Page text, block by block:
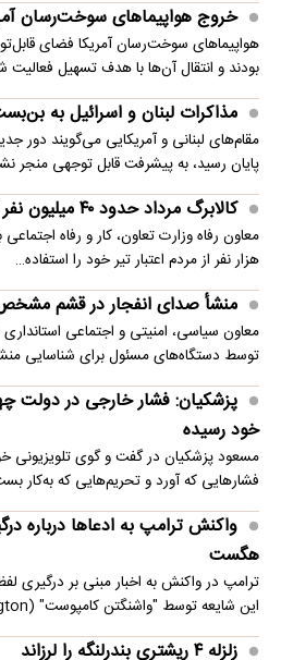
خروج هواپیماهای سوخت‌رسان
هواپیماهای سوخت‌رسان آمریکا فضای
بودند و انتقال آن‌ها با هدف تسهیل
مذاکرات لبنان و اسرائیل به
مقام‌های لبنانی و آمریکایی می‌گویند دور
پایان رسید، به پیشرفت قابل توجهی منجر
کالابرگ مرداد حدود ۴۰‌ میلیون نفر شارژ شد
هزار نفر از مردم اعتبار تیر خود را استفاده…
منشأ صدای انفجار در قشم
معاون سیاسی، امنیتی و اجتماعی
توسط دستگاه‌های مسئول برای شناسایی
پزشکیان: فشار خارجی در دولت
خود رسیده
مسعود پزشکیان در گفت و گوی تلویزیونی
فشارهایی که آورد و تحریم‌هایی که به‌کار
واکنش ترامپ به ادعاها درباره
هگست
ترامپ در واکنش به اخبار مبنی بر
این شایعه توسط "واشنگتن کامپوست" (The Washington…
زلزله ۴ ریشتری بندرلنگه را لرزاند